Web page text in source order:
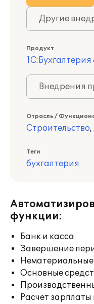
Другие
Продукт
1С:Бухгалтерия
Внедрения
Отрасль /
Строительство,
Теги
бухгалтерия
функции:
Банк и касса
Завершение
Основные
Расчет